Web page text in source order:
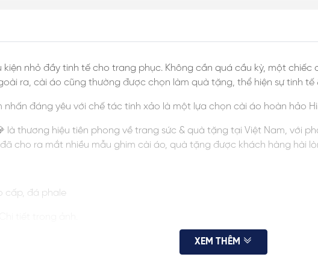
kiện nhỏ đầy tinh tế cho trang phục. Không cần quá cầu kỳ, một
ra, cài áo cũng thường được chọn làm quà tặng, thể hiện sự tinh tế
đáng yêu với chế tác tinh xảo là một lựa chọn cài áo hoàn hảo
là thương hiệu tiên phong về trang sức & quà tặng tại Việt Nam, với
cho ra mắt nhiều mẫu ghim cài áo, quà tặng được khách hàng hài
cấp, đá phale
XEM THÊM